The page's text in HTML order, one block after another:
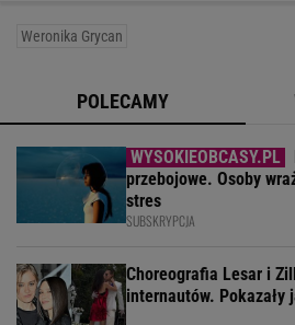
Weronika Grycan
POLECAMY
przebojowe. Osoby
stres
SUBSKRYPCJA
Choreografia Lesar i
internautów. Pokazały